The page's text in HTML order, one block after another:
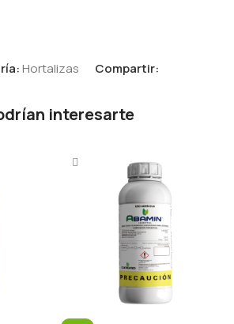
Hortalizas Compartir:
interesarte